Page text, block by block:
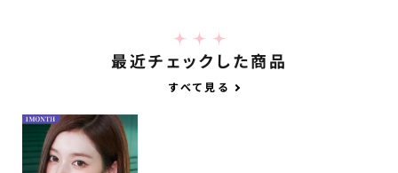
最近チェックした商品
すべて見る